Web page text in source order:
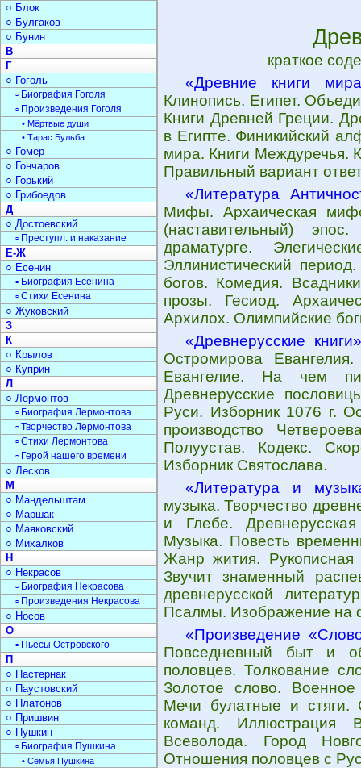
краткое
«Древние книги
Клинопись. Египет.
Книги Древней Греции.
в Египте. Финикийский
мира. Книги Междуречья.
Правильный вариант
«Литература
Мифы. Архаическая
(наставительный)
драматурге.
Эллинистический
богов. Комедия.
прозы. Гесиод.
Архилох. Олимпийские
«Древнерусские книги»
Остромирова
Евангелие. На чем
Древнерусские
Руси. Изборник 1076 г.
производство
Полуустав. Кодекс.
Изборник Святослава.
«Литература и
музыка. Творчество
и Глебе.
Музыка. Повесть
Жанр жития. Рукописная
Звучит знаменный
древнерусской
Псалмы. Изображение на
«Произведение
Повседневный быт и
половцев. Толкование
Золотое слово.
Мечи булатные и стяги.
команд.
Всеволода. Город
Отношения половцев с
○ Блок
○ Булгаков
○ Бунин
В
Г
○ Гоголь
▫ Биография Гоголя
▫ Произведения Гоголя
• Мёртвые души
• Тарас Бульба
○ Гомер
○ Гончаров
○ Горький
○ Грибоедов
Д
○ Достоевский
▫ Преступл. и наказание
Е-Ж
○ Есенин
▫ Биография Есенина
▫ Стихи Есенина
○ Жуковский
З
К
○ Крылов
○ Куприн
Л
○ Лермонтов
▫ Биография Лермонтова
▫ Творчество Лермонтова
▫ Стихи Лермонтова
▫ Герой нашего времени
○ Лесков
М
○ Мандельштам
○ Маршак
○ Маяковский
○ Михалков
Н
○ Некрасов
▫ Биография Некрасова
▫ Произведения Некрасова
○ Носов
О
▫ Пьесы Островского
П
○ Пастернак
○ Паустовский
○ Платонов
○ Пришвин
○ Пушкин
▫ Биография Пушкина
• Семья Пушкина